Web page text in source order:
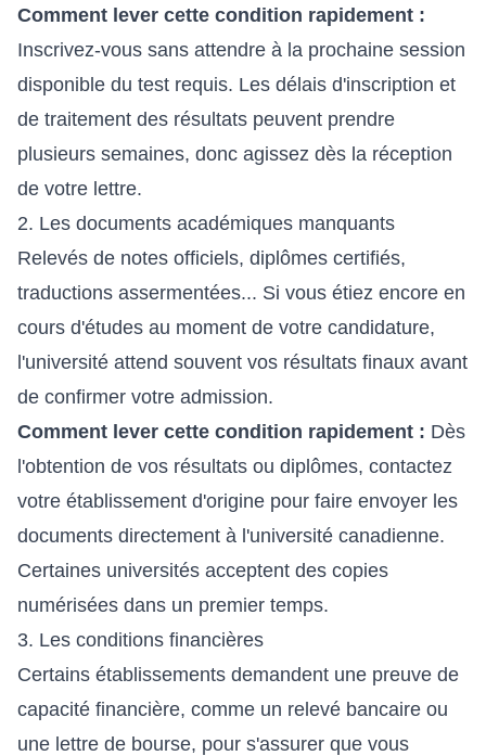
Comment lever cette condition rapidement :
Inscrivez-vous sans attendre à la prochaine session
disponible du test requis. Les délais d'inscription et
de traitement des résultats peuvent prendre
plusieurs semaines, donc agissez dès la réception
de votre lettre.
2. Les documents académiques manquants
Relevés de notes officiels, diplômes certifiés,
traductions assermentées... Si vous étiez encore en
cours d'études au moment de votre candidature,
l'université attend souvent vos résultats finaux avant
de confirmer votre admission.
Comment lever cette condition rapidement : Dès
l'obtention de vos résultats ou diplômes, contactez
votre établissement d'origine pour faire envoyer les
documents directement à l'université canadienne.
Certaines universités acceptent des copies
numérisées dans un premier temps.
3. Les conditions financières
Certains établissements demandent une preuve de
capacité financière, comme un relevé bancaire ou
une lettre de bourse, pour s'assurer que vous